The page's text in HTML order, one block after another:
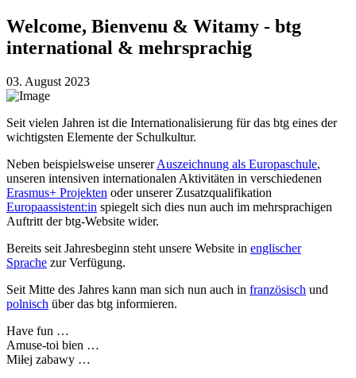
Welcome, Bienvenu & Witamy - btg
international & mehrsprachig
03. August 2023
Seit vielen Jahren ist die Internationalisierung für das btg eines der
wichtigsten Elemente der Schulkultur.
Neben beispielsweise unsererAuszeichnung als Europaschule,
unseren intensiven internationalen Aktivitäten in verschiedenen
Erasmus+ Projekten oder unserer Zusatzqualifikation
Europaassistent:in spiegelt sich dies nun auch im mehrsprachigen
Auftritt der btg-Website wider.
Bereits seit Jahresbeginn steht unsere Website in englischer
Sprache zur Verfügung.
Seit Mitte des Jahres kann man sich nun auch in französisch und
polnisch über das btg informieren.
Have fun …
Amuse-toi bien …
Miłej zabawy …